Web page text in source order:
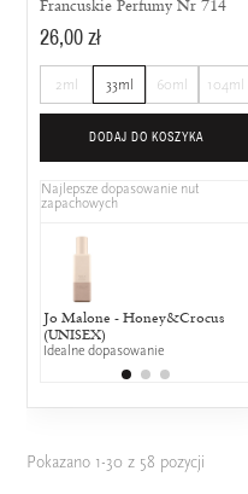
Francuskie Perfumy Nr 714
26,00 zł
2ml 33ml 60ml 104ml
DODAJ DO KOSZYKA
Najlepsze dopasowanie nut
zapachowych
Jo Malone - Honey&Crocus
(UNISEX)
Idealne dopasowanie
Pokazano 1-30 z 58 pozycji